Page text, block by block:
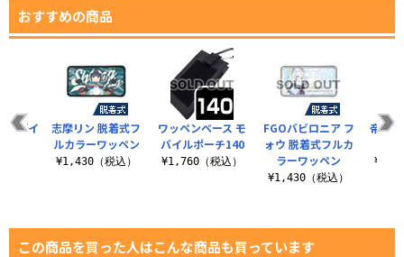
おすすめの商品
ワッペンベース モ
バイルポーチ140
¥1,760（税込）
FGOバビロニア フ
ォウ 脱着式フルカ
ラーワッペン
¥1,430（税込）
帝国
スデイ
志摩リン 脱着式フ
ルカラーワッペン
¥1,430（税込）
この商品を買った人はこんな商品も買っています